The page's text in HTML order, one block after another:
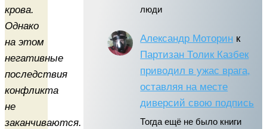
крова.
Однако
на этом
негативные
последствия
конфликта
не
заканчиваются.
люди
Александр Моторин к
Партизан Толик Казбек
приводил в ужас врага,
оставляя на месте
диверсий свою подпись
Тогда ещё не было книги